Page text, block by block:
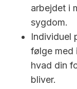
arbejdet i
sygdom.
Individuel
følge med
hvad din
bliver.